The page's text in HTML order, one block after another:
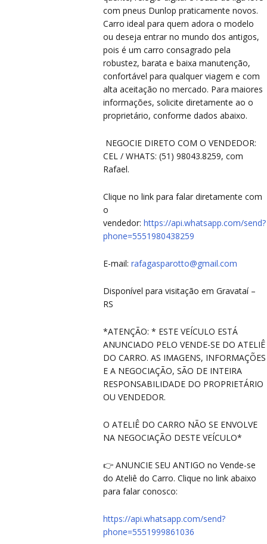
com pneus Dunlop praticamente novos.
Carro ideal para quem adora o modelo
ou deseja entrar no mundo dos antigos,
pois é um carro consagrado pela
robustez, barata e baixa manutenção,
confortável para qualquer viagem e com
alta aceitação no mercado. Para maiores
informações, solicite diretamente ao o
proprietário, conforme dados abaixo.
NEGOCIE DIRETO COM O VENDEDOR:
CEL / WHATS: (51) 98043.8259, com
Rafael.
Clique no link para falar diretamente com
o
vendedor: https://api.whatsapp.com/send?
phone=5551980438259
E-mail: rafagasparotto@gmail.com
Disponível para visitação em Gravataí –
RS
*ATENÇÃO: * ESTE VEÍCULO ESTÁ
ANUNCIADO PELO VENDE-SE DO ATELIÊ
DO CARRO. AS IMAGENS, INFORMAÇÕES
E A NEGOCIAÇÃO, SÃO DE INTEIRA
RESPONSABILIDADE DO PROPRIETÁRIO
OU VENDEDOR.
O ATELIÊ DO CARRO NÃO SE ENVOLVE
NA NEGOCIAÇÃO DESTE VEÍCULO*
👉 ANUNCIE SEU ANTIGO no Vende-se
do Ateliê do Carro. Clique no link abaixo
para falar conosco:
https://api.whatsapp.com/send?
phone=5551999861036